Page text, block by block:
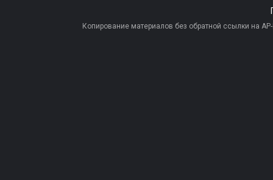
Копирование материалов без обратной ссылки на